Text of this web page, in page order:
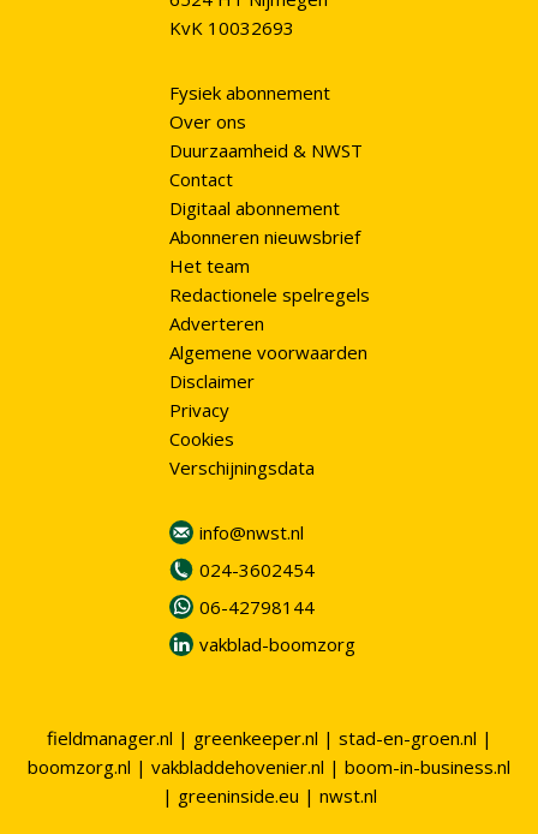
KvK 10032693
Fysiek abonnement
Over ons
Duurzaamheid & NWST
Contact
Digitaal abonnement
Abonneren nieuwsbrief
Het team
Redactionele spelregels
Adverteren
Algemene voorwaarden
Disclaimer
Privacy
Cookies
Verschijningsdata
info@nwst.nl
024-3602454
06-42798144
vakblad-boomzorg
fieldmanager.nl | greenkeeper.nl | stad-en-groen.nl |
boomzorg.nl | vakbladdehovenier.nl | boom-in-business.nl
| greeninside.eu | nwst.nl